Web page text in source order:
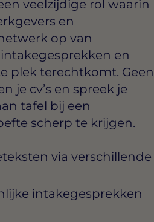
veelzijdige rol waarin
en
op van
en
plek terechtkomt. Geen
je cv’s en spreek je
tafel bij een
scherp te krijgen.
via verschillende
intakegesprekken